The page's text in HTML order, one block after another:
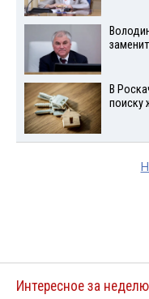
В
поиску
Интересное за неделю